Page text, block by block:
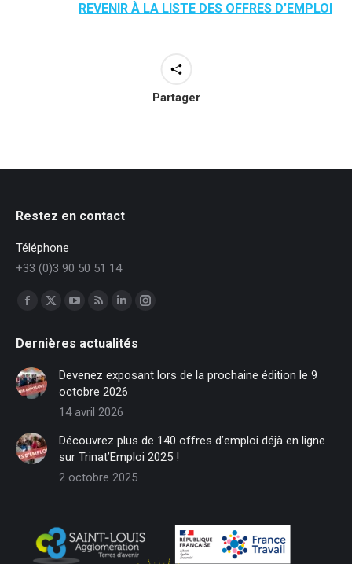
REVENIR À LA LISTE DES OFFRES D’EMPLOI
Partager
Restez en contact
Téléphone
+33 (0)3 90 50 51 14
Trouvez nous sur :
Facebook
opens
in
new
window
X
opens
new
window
opens
in
new
window
opens
in
new
window
LinkedIn
opens
in
new
window
Instagram
in
Dernières actualités
Devenez exposant lors de la prochaine édition le 9
octobre 2026
14 avril 2026
Découvrez plus de 140 offres d’emploi déjà en ligne
sur Trinat’Emploi 2025 !
2 octobre 2025